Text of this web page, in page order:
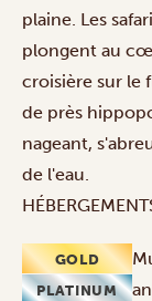
plaine. Les
plongent au
croisière sur le
de près
nageant,
de l'eau.
GOLD
PLATINUM